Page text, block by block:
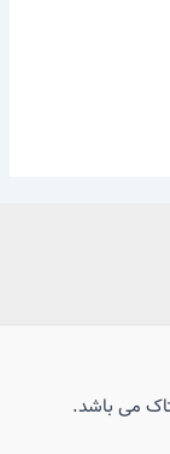
می باشد.